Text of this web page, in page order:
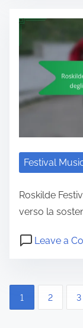
Festival
Roskilde
verso la
Leave a
Post read time
Posts
1 2 3